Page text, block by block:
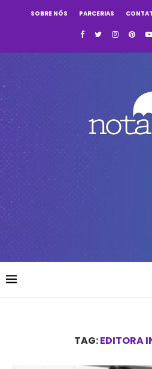
SOBRE NÓS PARCERIAS
TAG:EDITORA